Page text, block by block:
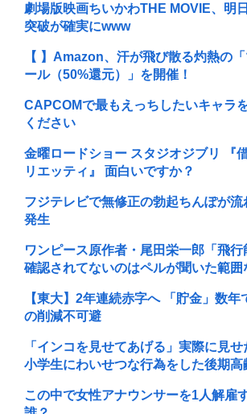
劇場版映画ちいかわTHE MOVIE、明
突破が確実にwww
【 】Amazon、汗が飛び散る灼熱の
ール（50%還元）」を開催！
CAPCOMで最もえっちしたいキャラ
ください
金曜ロードショー スタジオジブリ 『
リエッティ』 面白いですか？
フジテレビで無修正の勃起ちんぽが
発生
ワンピース原作者・尾田栄一郎「飛
確認されてないのはペルが聞いた範囲
【東大】2年連続赤字へ 「貯金」数年
の削減不可避
「インコを見せてあげる」実際に見
小学生にわいせつな行為をした後期高
この中で女性アナウンサーを1人解雇